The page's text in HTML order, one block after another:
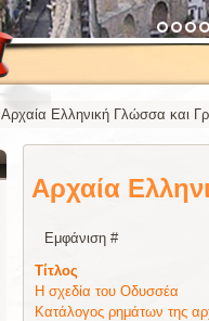
Αρχαία Ελληνική Γλώσσα και
Αρχαία
Εμφάνιση #
Τίτλος
Η σχεδία του Οδυσσέα
Κατάλογος ρημάτων της